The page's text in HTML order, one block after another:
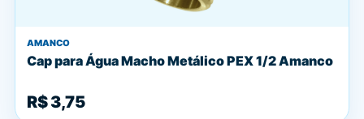
AMANCO
Cap para Água Macho Metálico PEX 1/2 Amanco
R$ 3,75